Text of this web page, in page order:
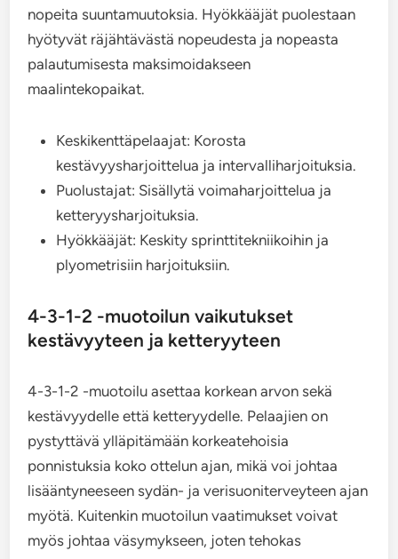
nopeita suuntamuutoksia. Hyökkääjät puolestaan
hyötyvät räjähtävästä nopeudesta ja nopeasta
palautumisesta maksimoidakseen
maalintekopaikat.
Keskikenttäpelaajat: Korosta
kestävyysharjoittelua ja intervalliharjoituksia.
Puolustajat: Sisällytä voimaharjoittelua ja
ketteryysharjoituksia.
Hyökkääjät: Keskity sprinttitekniikoihin ja
plyometrisiin harjoituksiin.
4-3-1-2 -muotoilun vaikutukset
kestävyyteen ja ketteryyteen
4-3-1-2 -muotoilu asettaa korkean arvon sekä
kestävyydelle että ketteryydelle. Pelaajien on
pystyttävä ylläpitämään korkeatehoisia
ponnistuksia koko ottelun ajan, mikä voi johtaa
lisääntyneeseen sydän- ja verisuoniterveyteen ajan
myötä. Kuitenkin muotoilun vaatimukset voivat
myös johtaa väsymykseen, joten tehokas